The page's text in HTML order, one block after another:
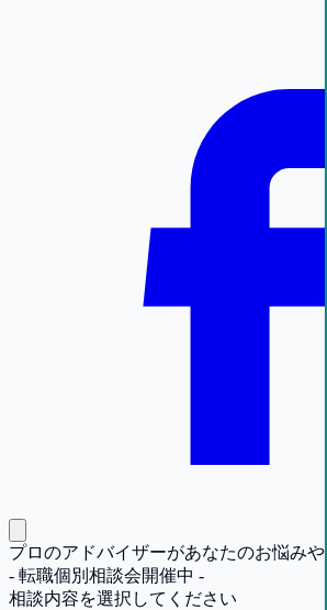
プロのアドバイザーがあなたのお悩み
- 転職個別相談会開催中 -
相談内容を選択してください